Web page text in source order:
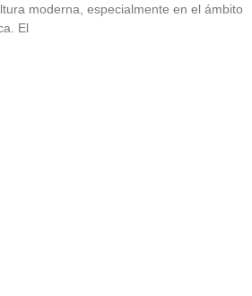
moderna, especialmente en el ámbito
El